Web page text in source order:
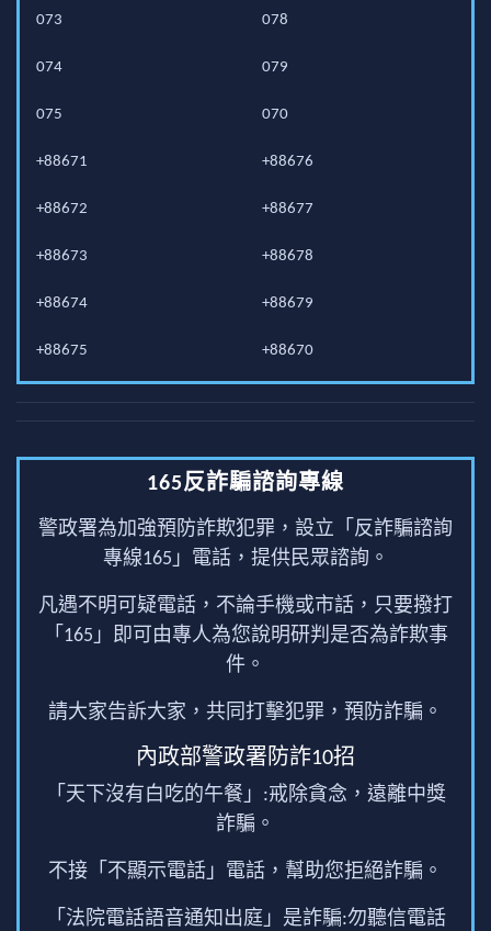
073
074
075
078
079
070
+88671
+88672
+88673
+88674
+88675
+88676
+88677
+88678
+88679
+88670
165反詐騙諮詢專線
警政署為加強預防詐欺犯罪，設立「反詐騙諮詢
專線165」電話，提供民眾諮詢。
凡遇不明可疑電話，不論手機或市話，只要撥打
「165」即可由專人為您說明研判是否為詐欺事
件。
請大家告訴大家，共同打擊犯罪，預防詐騙。
內政部警政署防詐10招
「天下沒有白吃的午餐」:戒除貪念，遠離中獎
詐騙。
不接「不顯示電話」電話，幫助您拒絕詐騙。
「法院電話語音通知出庭」是詐騙:勿聽信電話